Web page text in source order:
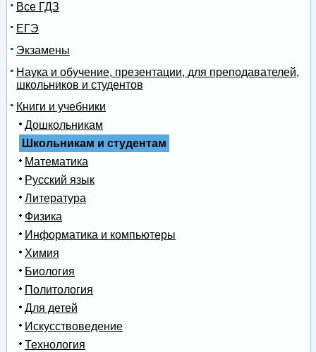
Все ГДЗ
ЕГЭ
Экзамены
Наука и обучение, презентации, для преподавателей,
школьников и студентов
Книги и учебники
Дошкольникам
Школьникам и студентам
Математика
Русский язык
Литература
Физика
Информатика и компьютеры
Химия
Биология
Политология
Для детей
Искусствоведение
Технология